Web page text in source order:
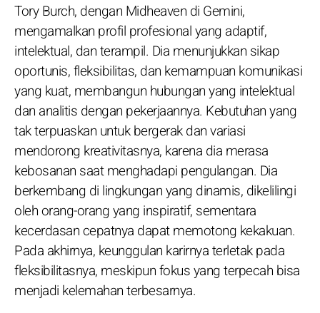
Tory Burch, dengan Midheaven di Gemini,
mengamalkan profil profesional yang adaptif,
intelektual, dan terampil. Dia menunjukkan sikap
oportunis, fleksibilitas, dan kemampuan komunikasi
yang kuat, membangun hubungan yang intelektual
dan analitis dengan pekerjaannya. Kebutuhan yang
tak terpuaskan untuk bergerak dan variasi
mendorong kreativitasnya, karena dia merasa
kebosanan saat menghadapi pengulangan. Dia
berkembang di lingkungan yang dinamis, dikelilingi
oleh orang-orang yang inspiratif, sementara
kecerdasan cepatnya dapat memotong kekakuan.
Pada akhirnya, keunggulan karirnya terletak pada
fleksibilitasnya, meskipun fokus yang terpecah bisa
menjadi kelemahan terbesarnya.